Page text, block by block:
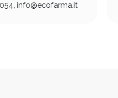
info@ecofarma.it